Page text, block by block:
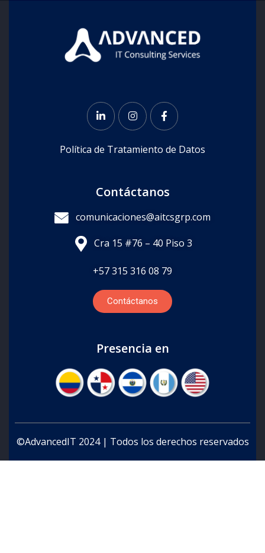
Política de Tratamiento de Datos
Contáctanos
comunicaciones@aitcsgrp.com
Cra 15 #76 – 40 Piso 3
+57315 316 08 79
Contáctanos
Presencia en
©AdvancedIT 2024 | Todos los derechos reservados